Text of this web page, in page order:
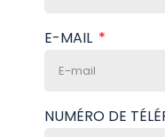
E-MAIL
NUMÉRO DE